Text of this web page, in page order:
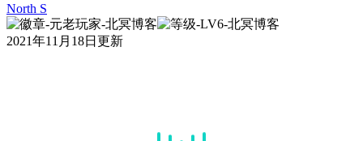
North S
2021年11月18日更新